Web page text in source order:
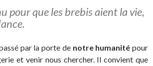
pour que les brebis aient la vie,
par la porte de notre humanité pour
et venir nous chercher. Il convient que